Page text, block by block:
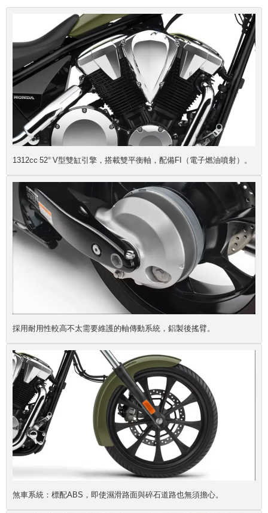
1312cc 52° V型雙缸引擎，搭載雙平衡軸，配備FI（電子燃油噴射）。
採用耐用性較高不太需要維護的軸傳動系統，鋁製後搖臂。
煞車系統：標配ABS，即使濕滑路面與碎石道路也無須擔心。